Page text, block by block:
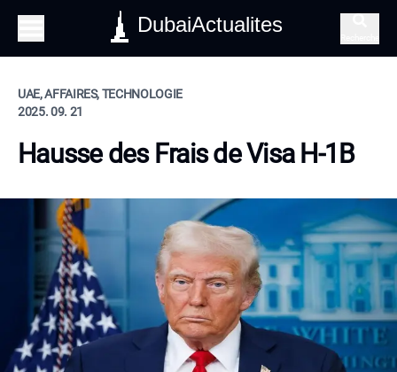
DubaiActualites
UAE, AFFAIRES, TECHNOLOGIE
2025. 09. 21
Hausse des Frais de Visa H-1B